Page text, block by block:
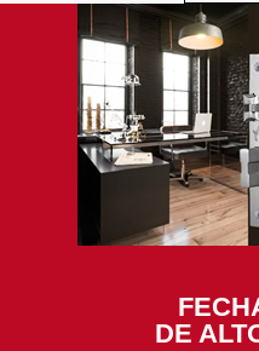
DE